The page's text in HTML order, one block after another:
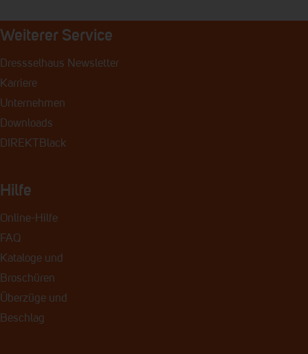
Weiterer Service
Dressselhaus Newsletter
Karriere
Unternehmen
Downloads
DIREKTBlack
Hilfe
Online-Hilfe
FAQ
Kataloge und
Broschüren
Überzüge und
Beschlag